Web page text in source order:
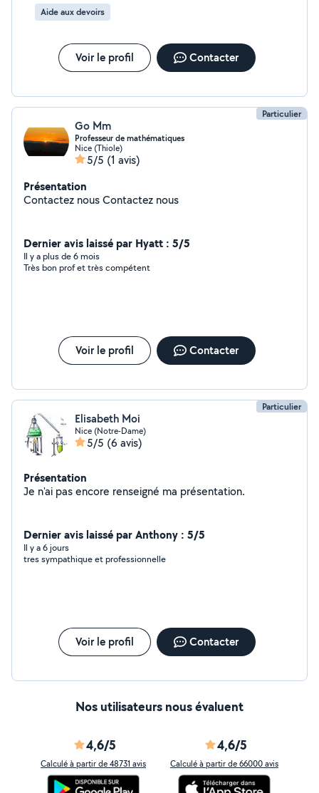
Aide aux devoirs
Voir le profil Contacter
Particulier
Go Mm
Professeur de mathématiques
Nice (Thiole)
5/5 (1 avis)
Présentation
Contactez nous Contactez nous
Dernier avis laissé par Hyatt : 5/5
Il y a plus de 6 mois
Très bon prof et très compétent
Voir le profil Contacter
Particulier
Elisabeth Moi
Nice (Notre-Dame)
5/5 (6 avis)
Présentation
Je n'ai pas encore renseigné ma présentation.
Dernier avis laissé par Anthony : 5/5
Il y a 6 jours
tres sympathique et professionnelle
Voir le profil Contacter
Nos utilisateurs nous évaluent
4,6/5
Calculé à partir de 48731 avis
4,6/5
Calculé à partir de 66000 avis